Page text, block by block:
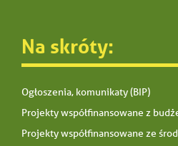
Na skróty:
Ogłoszenia, komunikaty (BIP)
Projekty współfinansowane z
Projekty współfinansowane ze